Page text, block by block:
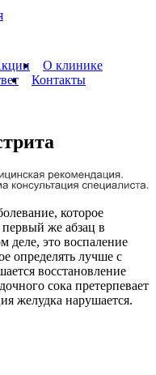
О клинике
Контакты
которое
же абзац в
деле, это воспаление
определять лучше с
восстановление
сока претерпевает
желудка нарушается.